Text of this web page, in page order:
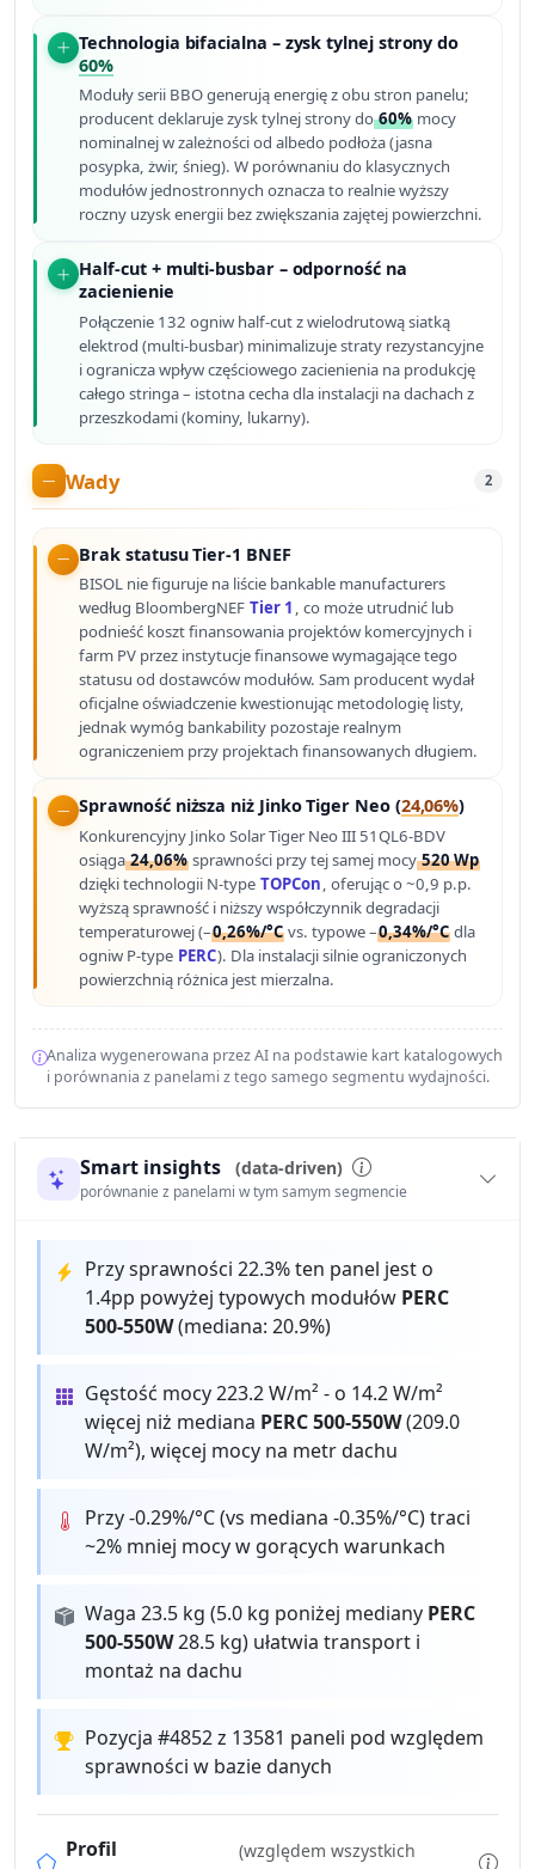
Technologia bifacialna – zysk tylnej strony do
60%
Moduły serii BBO generują energię z obu stron panelu;
producent deklaruje zysk tylnej strony do60% mocy
nominalnej w zależności od albedo podłoża (jasna
posypka, żwir, śnieg). W porównaniu do klasycznych
modułów jednostronnych oznacza to realnie wyższy
roczny uzysk energii bez zwiększania zajętej powierzchni.
Half-cut + multi-busbar – odporność na
zacienienie
Połączenie 132 ogniw half-cut z wielodrutową siatką
elektrod (multi-busbar) minimalizuje straty rezystancyjne
i ogranicza wpływ częściowego zacienienia na produkcję
całego stringa – istotna cecha dla instalacji na dachach z
przeszkodami (kominy, lukarny).
Wady 2
Brak statusu Tier-1 BNEF
BISOL nie figuruje na liście bankable manufacturers
według BloombergNEF Tier 1 , co może utrudnić lub
podnieść koszt finansowania projektów komercyjnych i
farm PV przez instytucje finansowe wymagające tego
statusu od dostawców modułów. Sam producent wydał
oficjalne oświadczenie kwestionując metodologię listy,
jednak wymóg bankability pozostaje realnym
ograniczeniem przy projektach finansowanych długiem.
Sprawność niższa niż Jinko Tiger Neo (24,06%)
Konkurencyjny Jinko Solar Tiger Neo III 51QL6-BDV
osiąga24,06% sprawności przy tej samej mocy520 Wp
dzięki technologii N-type TOPCon, oferując o ~0,9 p.p.
wyższą sprawność i niższy współczynnik degradacji
temperaturowej (–0,26%/°C vs. typowe –0,34%/°C dla
ogniw P-type PERC). Dla instalacji silnie ograniczonych
powierzchnią różnica jest mierzalna.
Analiza wygenerowana przez AI na podstawie kart katalogowych
i porównania z panelami z tego samego segmentu wydajności.
Smart insights (data-driven)
porównanie z panelami w tym samym segmencie
Przy sprawności 22.3% ten panel jest o
1.4pp powyżej typowych modułów PERC
500-550W(mediana: 20.9%)
Gęstość mocy 223.2 W/m² - o 14.2 W/m²
więcej niż mediana PERC 500-550W(209.0
W/m²), więcej mocy na metr dachu
Przy -0.29%/°C (vs mediana -0.35%/°C) traci
~2% mniej mocy w gorących warunkach
Waga 23.5 kg (5.0 kg poniżej mediany PERC
500-550W28.5 kg) ułatwia transport i
montaż na dachu
Pozycja #4852 z 13581 paneli pod względem
sprawności w bazie danych
Profil
(względem wszystkich